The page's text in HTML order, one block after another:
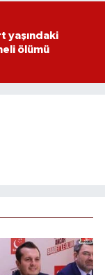
yaşındaki
ölümü